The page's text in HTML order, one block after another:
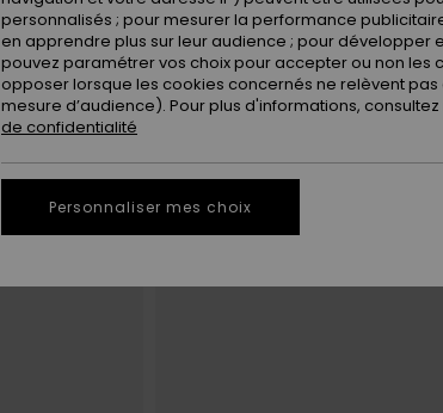
personnalisés ; pour mesurer la performance
en apprendre plus sur leur audience ; pour développer
pouvez paramétrer vos choix pour accepter ou non les
opposer lorsque les cookies concernés ne relèvent
mesure d’audience). Pour plus d'informations, consultez
de confidentialité
Personnaliser mes choix